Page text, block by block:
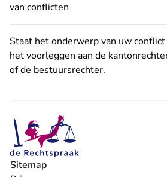
van conflicten
Staat het onderwerp van uw
het voorleggen aan de
ofde bestuursrechter.
Sitemap